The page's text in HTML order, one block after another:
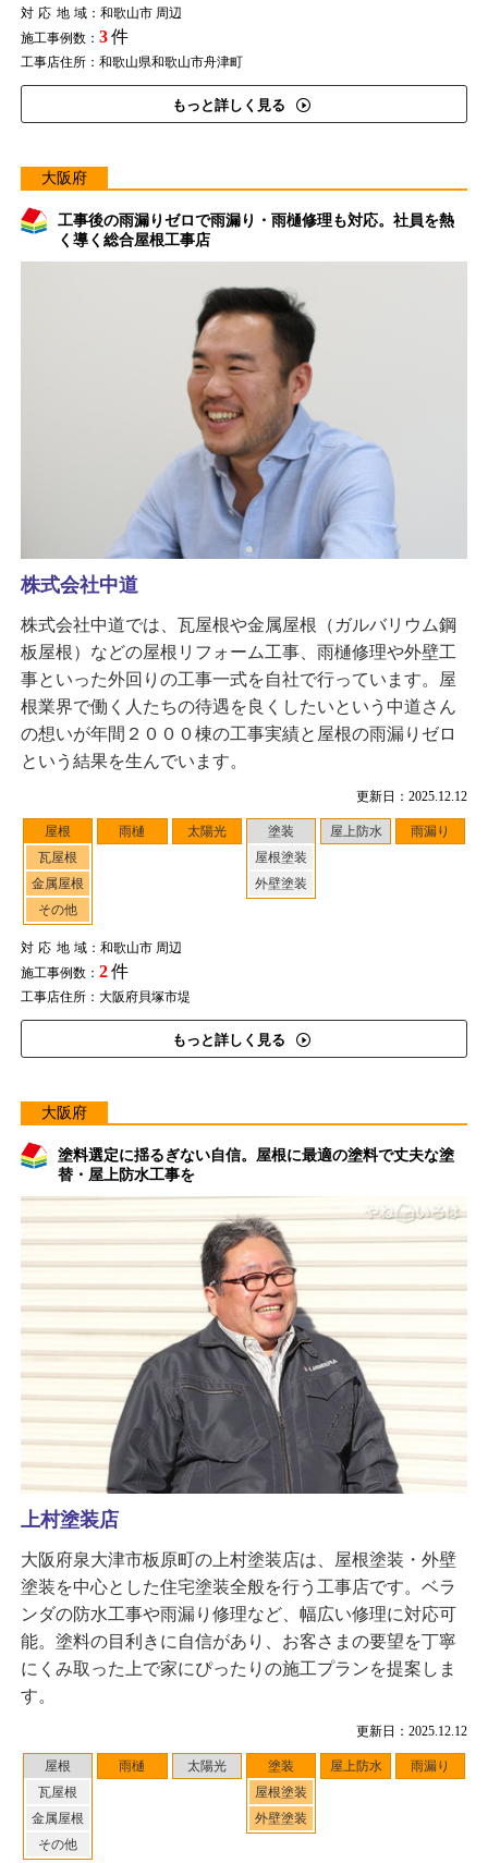
対応地域：和歌山市 周辺
施工事例数： 3件
工事店住所：和歌山県和歌山市舟津町
もっと詳しく見る
大阪府
工事後の雨漏りゼロで雨漏り・雨樋修理も対応。社員を熱
く導く総合屋根工事店
更新日：2025.12.12
屋根
瓦屋根
金属屋根
その他
雨樋 太陽光
塗装
屋根塗装
外壁塗装
屋上防水 雨漏り
対応地域：和歌山市 周辺
施工事例数： 2件
工事店住所：大阪府貝塚市堤
もっと詳しく見る
株式会社中道
株式会社中道では、瓦屋根や金属屋根（ガルバリウム鋼
板屋根）などの屋根リフォーム工事、雨樋修理や外壁工
事といった外回りの工事一式を自社で行っています。屋
根業界で働く人たちの待遇を良くしたいという中道さん
の想いが年間２０００棟の工事実績と屋根の雨漏りゼロ
という結果を生んでいます。
大阪府
塗料選定に揺るぎない自信。屋根に最適の塗料で丈夫な塗
替・屋上防水工事を
更新日：2025.12.12
屋根
瓦屋根
金属屋根
その他
雨樋 太陽光
塗装
屋根塗装
外壁塗装
屋上防水 雨漏り
上村塗装店
大阪府泉大津市板原町の上村塗装店は、屋根塗装・外壁
塗装を中心とした住宅塗装全般を行う工事店です。ベラ
ンダの防水工事や雨漏り修理など、幅広い修理に対応可
能。塗料の目利きに自信があり、お客さまの要望を丁寧
にくみ取った上で家にぴったりの施工プランを提案しま
す。